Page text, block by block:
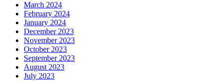
March 2024
February 2024
January 2024
December 2023
November 2023
October 2023
September 2023
August 2023
July 2023